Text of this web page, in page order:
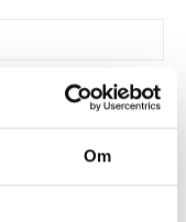
Om